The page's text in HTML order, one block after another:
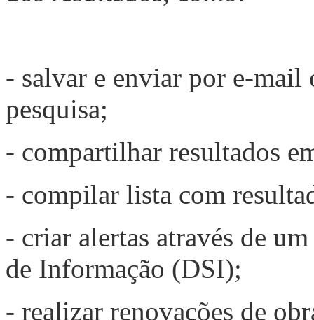
- salvar e enviar por e-mail
pesquisa;
- compartilhar resultados
- compilar lista com
- criar alertas através de
de Informação (DSI);
- realizar renovações de